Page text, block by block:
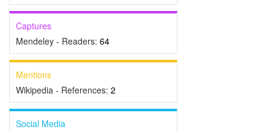
Captures
Mendeley - Readers: 64
Mentions
Wikipedia - References: 2
Social Media